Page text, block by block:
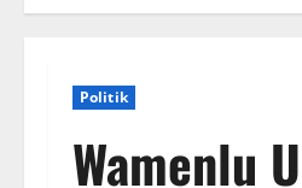
Politik
Wamenlu